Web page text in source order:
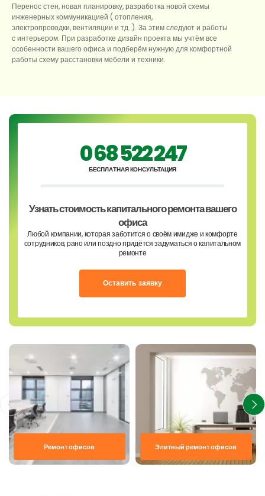
Перенос стен, новая планировку, разработка новой схемы
инженерных коммуникацией ( отопления,
электропроводки, вентиляции и тд. ). За этим следуют и работы
с интерьером. При разработке дизайн проекта мы учтём все
особенности вашего офиса и подберём нужную для комфортной
работы схему расстановки мебели и техники.
0 68 522 247
БЕСПЛАТНАЯ КОНСУЛЬТАЦИЯ
Узнать стоимость капитального ремонта вашего
офиса
Любой компании, которая заботится о своём имидже и комфорте
сотрудников, рано или поздно придётся задуматься о капитальном
ремонте
Оставить заявку
Ремонт офисов Элитный ремонт офисов